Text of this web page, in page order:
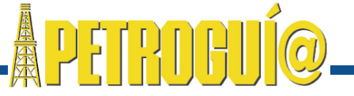
contenido